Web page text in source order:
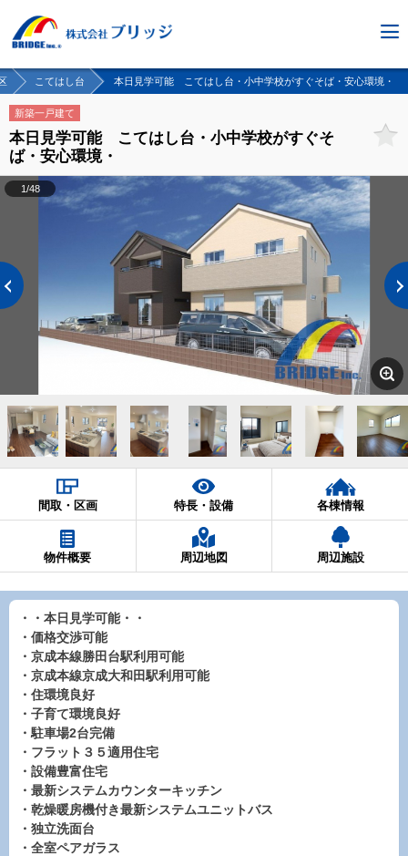
こてはし台 本日見学可能 こてはし台・小中学校がすぐそば・安心環境・
新築一戸建て
本日見学可能 こてはし台・小中学校がすぐそ
ば・安心環境・
1/48
間取・区画 特長・設備 各棟情報
物件概要 周辺地図 周辺施設
・・本日見学可能・・
・価格交渉可能
・京成本線勝田台駅利用可能
・京成本線京成大和田駅利用可能
・住環境良好
・子育て環境良好
・駐車場2台完備
・フラット３５適用住宅
・設備豊富住宅
・最新システムカウンターキッチン
・乾燥暖房機付き最新システムユニットバス
・独立洗面台
・全室ペアガラス